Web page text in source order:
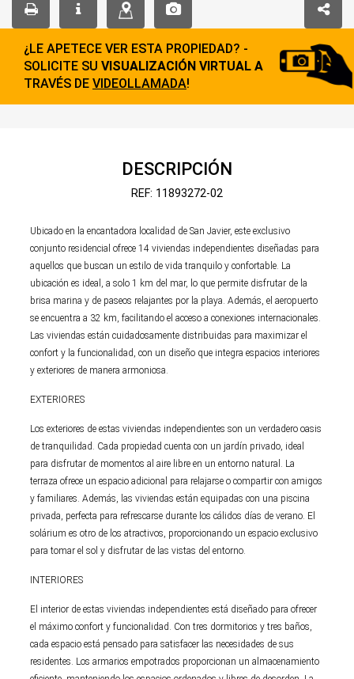
¿LE APETECE VER ESTA PROPIEDAD? -
SOLICITE SU VISUALIZACIÓN VIRTUAL A
TRAVÉS DE VIDEOLLAMADA!
DESCRIPCIÓN
REF: 11893272-02
Ubicado en la encantadora localidad de San Javier, este exclusivo
conjunto residencial ofrece 14 viviendas independientes diseñadas para
aquellos que buscan un estilo de vida tranquilo y confortable. La
ubicación es ideal, a solo 1 km del mar, lo que permite disfrutar de la
brisa marina y de paseos relajantes por la playa. Además, el aeropuerto
se encuentra a 32 km, facilitando el acceso a conexiones internacionales.
Las viviendas están cuidadosamente distribuidas para maximizar el
confort y la funcionalidad, con un diseño que integra espacios interiores
y exteriores de manera armoniosa.
EXTERIORES
Los exteriores de estas viviendas independientes son un verdadero oasis
de tranquilidad. Cada propiedad cuenta con un jardín privado, ideal
para disfrutar de momentos al aire libre en un entorno natural. La
terraza ofrece un espacio adicional para relajarse o compartir con amigos
y familiares. Además, las viviendas están equipadas con una piscina
privada, perfecta para refrescarse durante los cálidos días de verano. El
solárium es otro de los atractivos, proporcionando un espacio exclusivo
para tomar el sol y disfrutar de las vistas del entorno.
INTERIORES
El interior de estas viviendas independientes está diseñado para ofrecer
el máximo confort y funcionalidad. Con tres dormitorios y tres baños,
cada espacio está pensado para satisfacer las necesidades de sus
residentes. Los armarios empotrados proporcionan un almacenamiento